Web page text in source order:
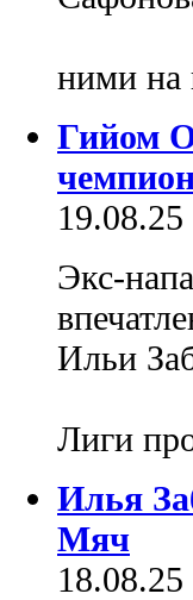
ними на
Гийом
19.08.25
Экс-
Ильи
Лиги
Илья
Мяч
18.08.25